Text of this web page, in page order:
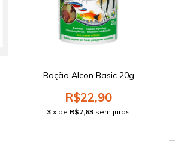
Ração Alcon Basic 20g
R$22,90
3 x de R$7,63 sem juros